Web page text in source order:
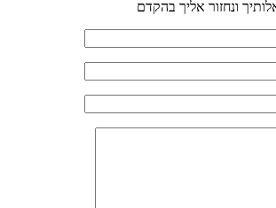
ונחזור אליך בהקדם